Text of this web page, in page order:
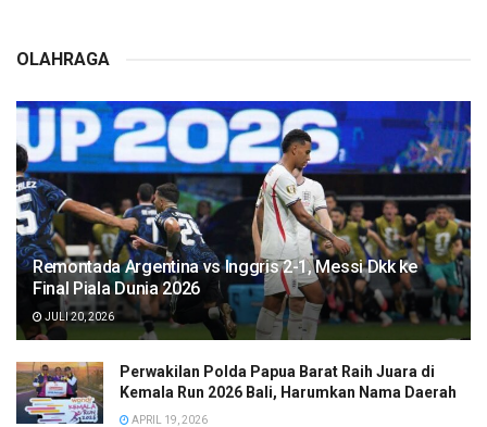
OLAHRAGA
Remontada Argentina vs Inggris 2-1, Messi Dkk ke
Final Piala Dunia 2026
JULI 20, 2026
Perwakilan Polda Papua Barat Raih Juara di
Kemala Run 2026 Bali, Harumkan Nama Daerah
APRIL 19, 2026